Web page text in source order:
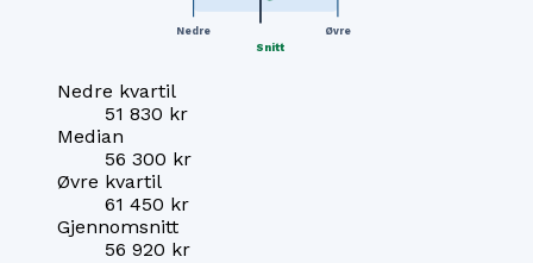
Nedre Øvre
Snitt
Nedre kvartil
51 830 kr
Median
56 300 kr
Øvre kvartil
61 450 kr
Gjennomsnitt
56 920 kr